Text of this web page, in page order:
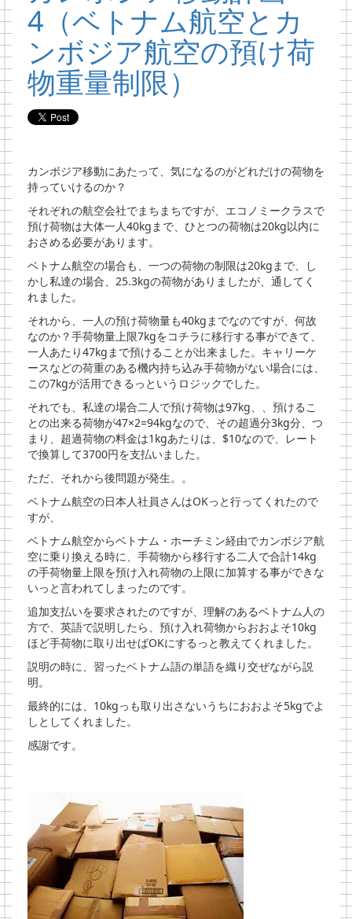
4（ベトナム航空とカ
ンボジア航空の預け荷
物重量制限）
カンボジア移動にあたって、気になるのがどれだけの荷物を
持っていけるのか？
それぞれの航空会社でまちまちですが、エコノミークラスで
預け荷物は大体一人40kgまで、ひとつの荷物は20kg以内に
おさめる必要があります。
ベトナム航空の場合も、一つの荷物の制限は20kgまで、し
かし私達の場合、25.3kgの荷物がありましたが、通してく
れました。
それから、一人の預け荷物量も40kgまでなのですが、何故
なのか？手荷物量上限7kgをコチラに移行する事ができて、
一人あたり47kgまで預けることが出来ました。キャリーケ
ースなどの荷重のある機内持ち込み手荷物がない場合には、
この7kgが活用できるっというロジックでした。
それでも、私達の場合二人で預け荷物は97kg、、預けるこ
との出来る荷物が47×2=94kgなので、その超過分3kg分、つ
まり、超過荷物の料金は1kgあたりは、$10なので、レート
で換算して3700円を支払いました。
ただ、それから後問題が発生。。
ベトナム航空の日本人社員さんはOKっと行ってくれたので
すが、
ベトナム航空からベトナム・ホーチミン経由でカンボジア航
空に乗り換える時に、手荷物から移行する二人で合計14kg
の手荷物量上限を預け入れ荷物の上限に加算する事ができな
いっと言われてしまったのです。
追加支払いを要求されたのですが、理解のあるベトナム人の
方で、英語で説明したら、預け入れ荷物からおおよそ10kg
ほど手荷物に取り出せばOKにするっと教えてくれました。
説明の時に、習ったベトナム語の単語を織り交ぜながら説
明。
最終的には、10kgっも取り出さないうちにおおよそ5kgでよ
しとしてくれました。
感謝です。